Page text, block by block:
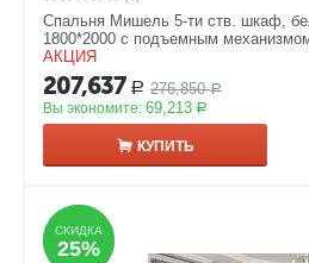
Спальня Мишель 5-ти ств. шкаф,
1800*2000 с подъемным
АКЦИЯ
207,637 Р 276,850 Р
Вы экономите: 69,213 Р
КУПИТЬ
СКИДКА
25%
СКИДКА
25%